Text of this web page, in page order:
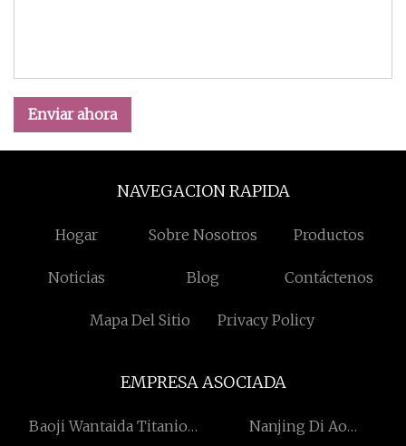
Enviar ahora
NAVEGACION RAPIDA
Hogar Sobre Nosotros Productos
Noticias Blog Contáctenos
Mapa Del Sitio Privacy Policy
EMPRESA ASOCIADA
Baoji Wantaida Titanio
Nanjing Di Ao